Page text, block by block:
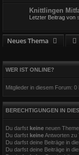
Knittlingen
Letzter Beitrag von
Neues Thema
WER IST ONLINE?
Mitglieder in diesem Forum:
BERECHTIGUNGEN IN
Du darfst keine neuen
Du darfst keineAntworten zu
Du darfst deine Beiträge in
Du darfst deine Beiträge in